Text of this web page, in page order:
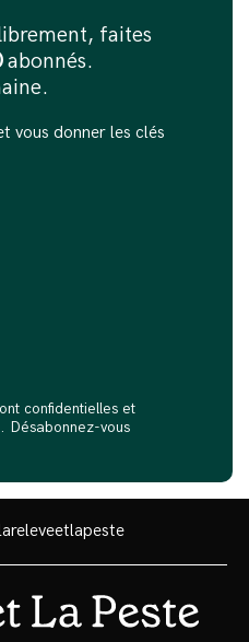
faites
abonnés.
vous donner les clés
confidentielles et
Désabonnez-vous